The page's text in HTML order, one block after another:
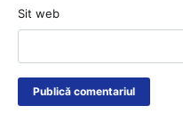
Sit web